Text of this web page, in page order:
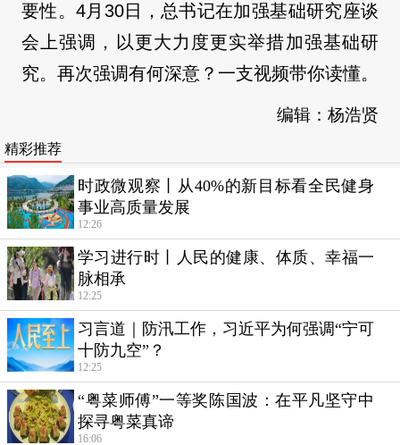
要性。4月30日，总书记在加强基础研究座谈
会上强调，以更大力度更实举措加强基础研
究。再次强调有何深意？一支视频带你读懂。
编辑：杨浩贤
精彩推荐